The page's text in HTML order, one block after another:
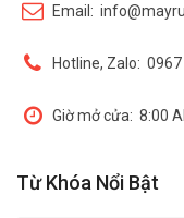
Email:
Hotline, Zalo:
Giờ mở cửa: 8:00
Từ Khóa Nổi Bật